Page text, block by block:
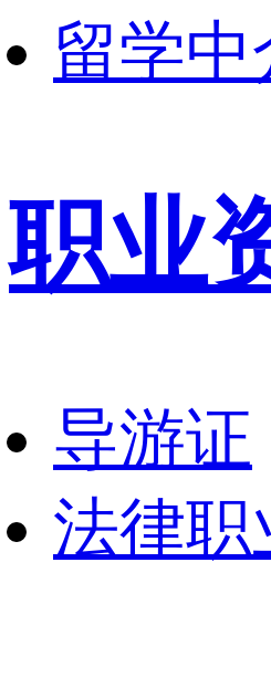
留学中
职业
导游证
法律职